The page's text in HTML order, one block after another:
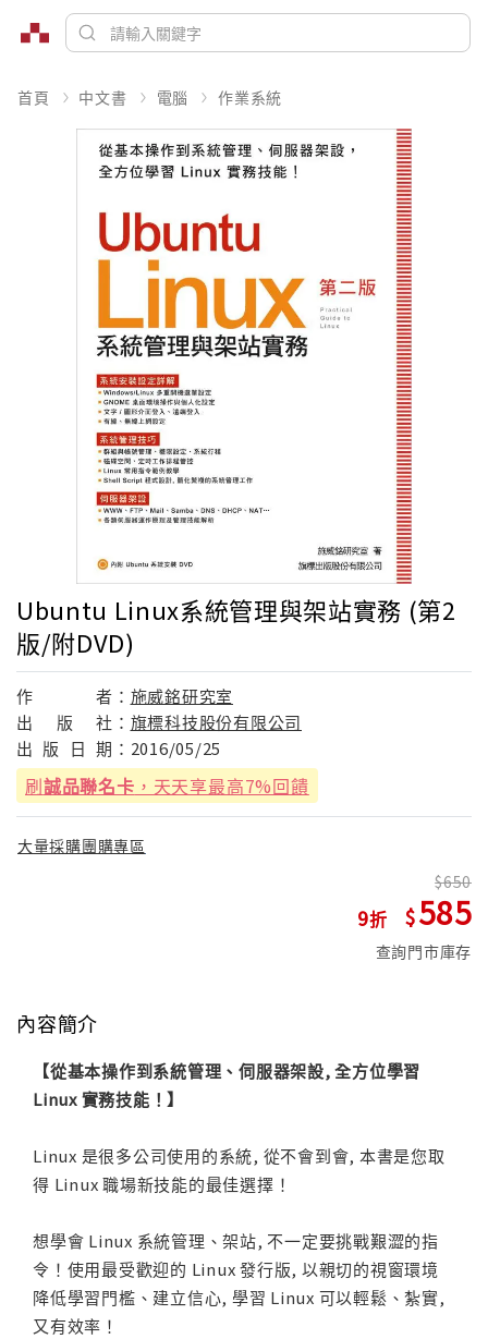
首頁 中文書 電腦 作業系統
Ubuntu Linux系統管理與架站實務 (第2
版/附DVD)
作 者： 施威銘研究室
出
版 社： 旗標科技股份有限公司
出 版 日 期： 2016/05/25
刷誠品聯名卡 ，天天享最高7%回饋
大量採購團購專區
9
650
585
查詢門市庫存
內容簡介
【從基本操作到系統管理、伺服器架設, 全方位學習
Linux 實務技能！】
Linux 是很多公司使用的系統, 從不會到會, 本書是您取
得 Linux 職場新技能的最佳選擇！
想學會 Linux 系統管理、架站, 不一定要挑戰艱澀的指
令！使用最受歡迎的 Linux 發行版, 以親切的視窗環境
降低學習門檻、建立信心, 學習 Linux 可以輕鬆、紮實,
又有效率！